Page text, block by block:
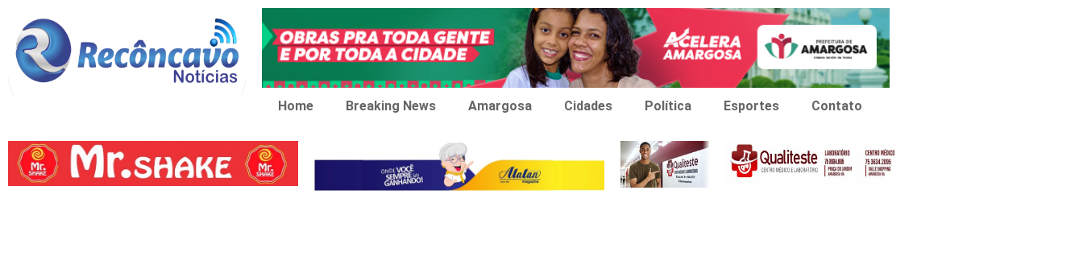
Home Breaking News Amargosa Cidades Política Esportes Contato